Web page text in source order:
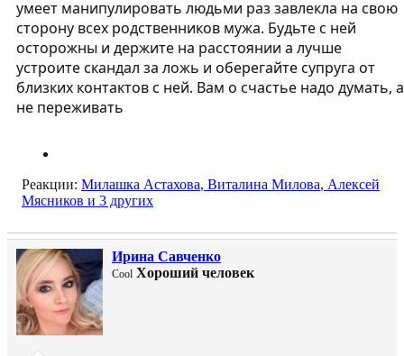
умеет манипулировать людьми раз завлекла на свою
сторону всех родственников мужа. Будьте с ней
осторожны и держите на расстоянии а лучше
устроите скандал за ложь и оберегайте супруга от
близких контактов с ней. Вам о счастье надо думать, а
не переживать
Реакции: Милашка Астахова, Виталина Милова, Алексей
Мясников и 3 других
Ирина Савченко
Cool Хороший человек